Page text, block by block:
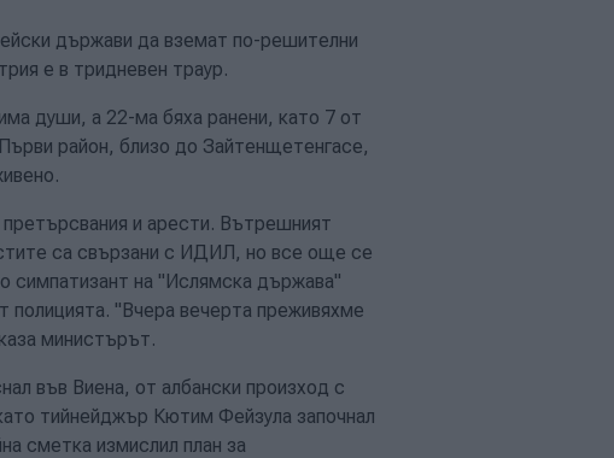
държави да вземат по-решителни
е в тридневен траур.
души, а 22-ма бяха ранени, като 7 от
район, близо до Зайтенщетенгасе,
и арести. Вътрешният
са свързани с ИДИЛ, но все още се
симпатизант на "Ислямска държава"
полицията. "Вчера вечерта преживяхме
министърът.
във Виена, от албански произход с
тийнейджър Кютим Фейзула започнал
сметка измислил план за